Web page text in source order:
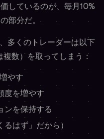
しているのが、毎月10%
の部分だ。
多くのトレーダーは以下
数）を取ってしまう：
やす
度を増やす
ンを保持する
はず」だから）